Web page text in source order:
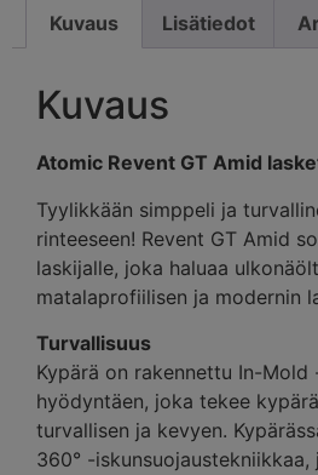
Kuvaus Lisätiedot
Kuvaus
Atomic Revent GT Amid
Tyylikkään simppeli ja
rinteeseen! Revent GT Amid
laskijalle, joka haluaa
matalaprofiilisen ja modernin
Turvallisuus
Kypärä on rakennettu In-Mold
hyödyntäen, joka tekee
turvallisen ja kevyen.
360° -